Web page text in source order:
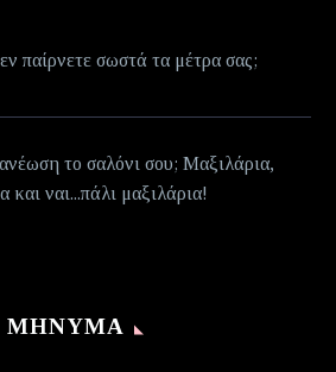
παίρνετε σωστά τα μέτρα σας;
το σαλόνι σου; Μαξιλάρια,
και ναι...πάλι μαξιλάρια!
ΜΉΝΥΜΑ